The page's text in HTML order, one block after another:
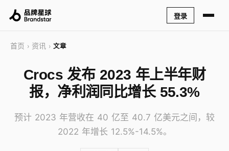
登录
首页 › 资讯 › 文章
Crocs 发布 2023 年上半年财
报，净利润同比增长 55.3%
预计 2023 年营收在 40 亿至 40.7 亿美元之间，较
2022 年增长 12.5%-14.5%。